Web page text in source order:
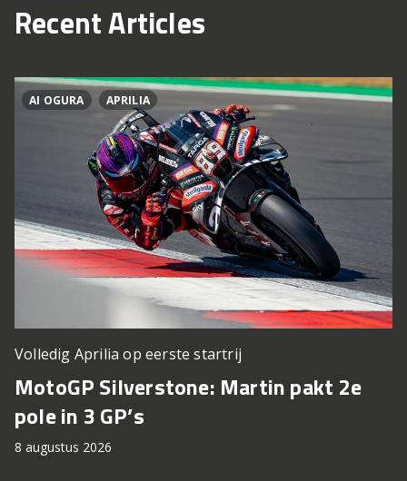
Recent Articles
AI OGURA APRILIA
Volledig Aprilia op eerste startrij
MotoGP Silverstone: Martin pakt 2e
pole in 3 GP’s
8 augustus 2026